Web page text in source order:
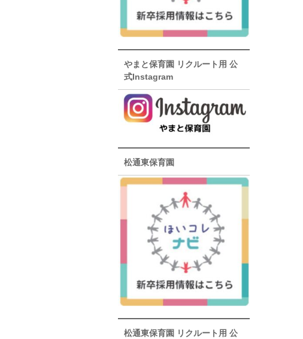
やまと保育園 リクルート用 公
式Instagram
松通東保育園
松通東保育園 リクルート用 公